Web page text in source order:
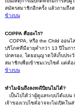
สมัครสมาชิกอีกครั้ง แล้วถามถึงส
ข้างบน
COPPA คืออะไร?
COPPA, หรือ the Child ออนไ
บริโภคที่มีอายุต่ำกว่า 13 ปีในกา
ปกครอง, โดยอนุญาตให้เก็บปร
สมาชิกเพื่อเข้าชมเวบไซต์ แต่ต้
ข้างบน
ทำไมฉันถึงลงทะเีบียนไม่ได้?
เป็นไปได้ว่าผู้ดูแลระบบได้แบน
เจ้าของเวบไซต์อาจจะไม่เปิดใ